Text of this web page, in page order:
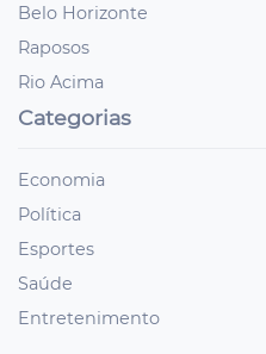
Belo Horizonte
Raposos
Rio Acima
Categorias
Economia
Política
Esportes
Saúde
Entretenimento